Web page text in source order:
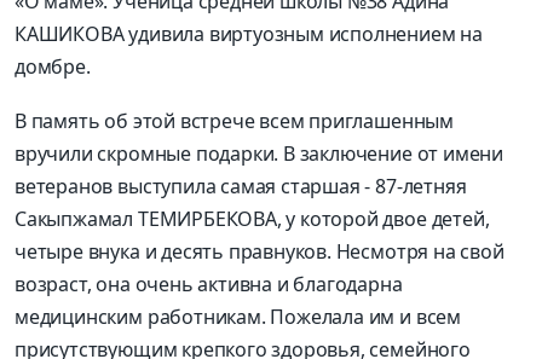
КАШИКОВА удивила виртуозным исполнением на
домбре.
В память об этой встрече всем приглашенным
вручили скромные подарки. В заключение от имени
ветеранов выступила самая старшая - 87-летняя
Сакыпжамал ТЕМИРБЕКОВА, у которой двое детей,
четыре внука и десять правнуков. Несмотря на свой
возраст, она очень активна и благодарна
медицинским работникам. Пожелала им и всем
присутствующим крепкого здоровья, семейного